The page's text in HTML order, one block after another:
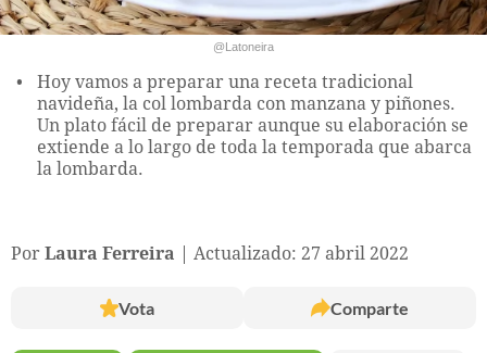
@Latoneira
Hoy vamos a preparar una receta tradicional
navideña, la col lombarda con manzana y piñones.
Un plato fácil de preparar aunque su elaboración se
extiende a lo largo de toda la temporada que abarca
la lombarda.
Por Laura Ferreira Actualizado: 27 abril 2022
Vota Comparte